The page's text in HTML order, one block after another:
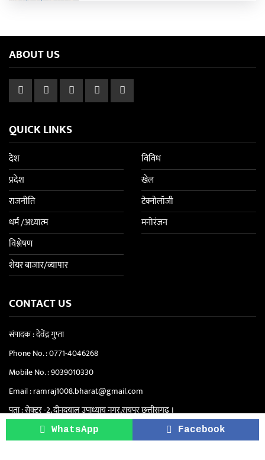
ABOUT US
QUICK LINKS
देश
प्रदेश
राजनीति
धर्म /अध्यात्म
विश्लेषण
शेयर बाजार/व्यापार
विविध
खेल
टेक्नोलॉजी
मनोरंजन
CONTACT US
संपादक : देवेंद्र गुप्ता
Phone No. :0771-4046268
Mobile No. :9039010330
Email :ramraj1008.bharat@gmail.com
पता : सेक्टर -2, दीनदयाल उपाध्याय नगर,रायपुर छत्तीसगढ़ ।
सिटी ऑफिस "रामराज" - सेंट्रल स्कूल के पास, सेक्टर
4, दीनदयाल उपाध्याय नगर, रायपुर (छत्तीसगढ़)
WhatsApp Facebook